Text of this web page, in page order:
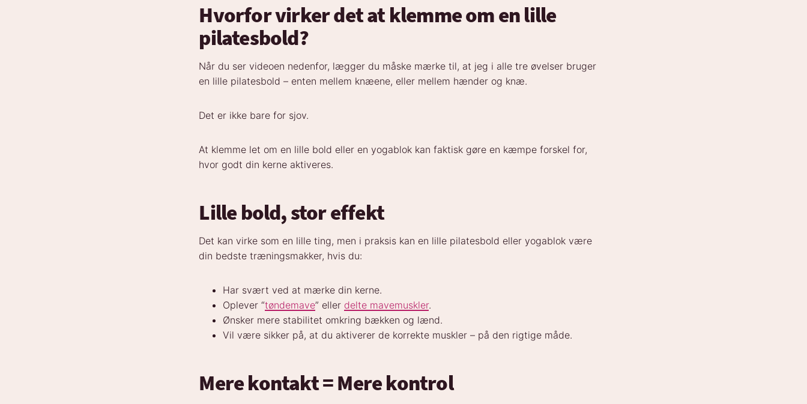
Hvorfor virker det at klemme om en lille
pilatesbold?
Når du ser videoen nedenfor, lægger du måske mærke til, at jeg i alle tre øvelser bruger
en lille pilatesbold – enten mellem knæene, eller mellem hænder og knæ.
Det er ikke bare for sjov.
At klemme let om en lille bold eller en yogablok kan faktisk gøre en kæmpe forskel for,
hvor godt din kerne aktiveres.
Lille bold, stor effekt
Det kan virke som en lille ting, men i praksis kan en lille pilatesbold eller yogablok være
din bedste træningsmakker, hvis du:
Har svært ved at mærke din kerne.
Oplever “tøndemave” eller delte mavemuskler.
Ønsker mere stabilitet omkring bækken og lænd.
Vil være sikker på, at du aktiverer de korrekte muskler – på den rigtige måde.
Mere kontakt = Mere kontrol